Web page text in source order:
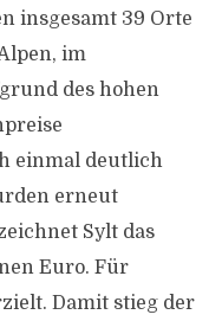
insgesamt 39 Orte
im
des hohen
einmal deutlich
erneut
Sylt das
Euro. Für
Damit stieg der